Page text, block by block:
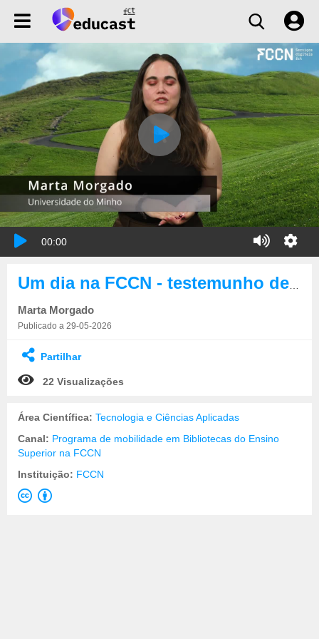
00:00
Marta Morgado
Publicado a 29-05-2026
Partilhar
22 Visualizações
Área Científica: Tecnologia e Ciências Aplicadas
Canal: Programa de mobilidade em Bibliotecas do Ensino
Superior na FCCN
Instituição: FCCN